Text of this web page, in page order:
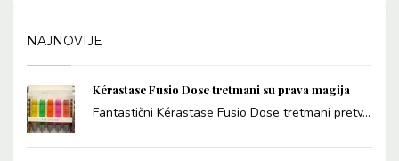
NAJNOVIJE
Kérastase Fusio Dose tretmani su prava magija
Fantastični Kérastase Fusio Dose tretmani pretv...